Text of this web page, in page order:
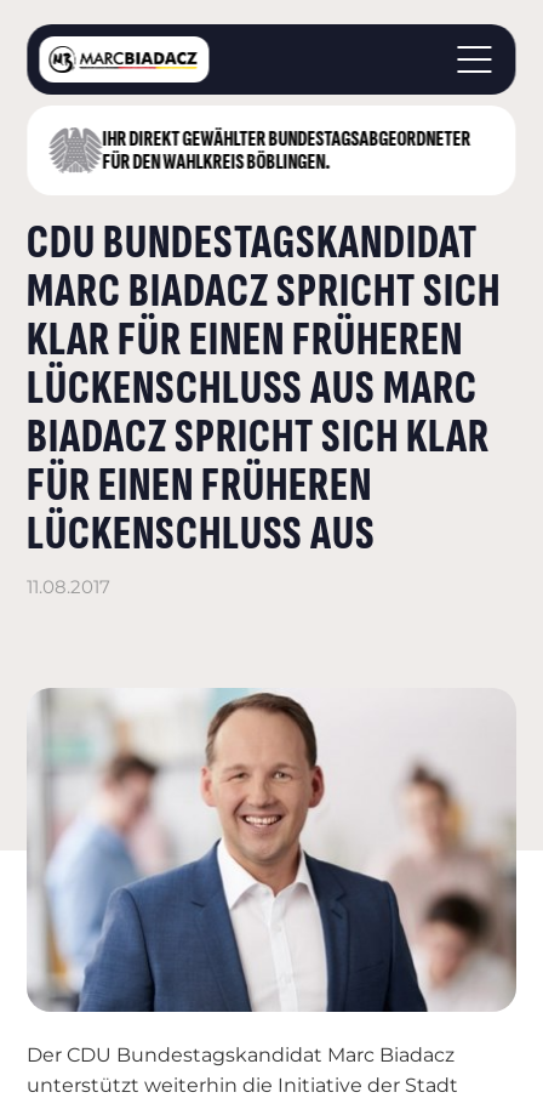
IHR DIREKT GEWÄHLTER BUNDESTAGS­ABGEORDNETER
FÜR DEN WAHLKREIS BÖBLINGEN.
STARTSEITE
LANDKREIS BÖBLINGEN
DEUTSCHER BUNDESTAG
AKTUELLES
KONTAKT
CDU BUNDESTAGSKANDIDAT
MARC BIADACZ SPRICHT SICH
KLAR FÜR EINEN FRÜHEREN
LÜCKENSCHLUSS AUS MARC
BIADACZ SPRICHT SICH KLAR
FÜR EINEN FRÜHEREN
LÜCKENSCHLUSS AUS
11.08.2017
Der CDU Bundestagskandidat Marc Biadacz
unterstützt weiterhin die Initiative der Stadt